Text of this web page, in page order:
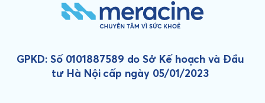
GPKD: Số 0101887589 do Sở Kế hoạch và Đầu
tư Hà Nội cấp ngày 05/01/2023